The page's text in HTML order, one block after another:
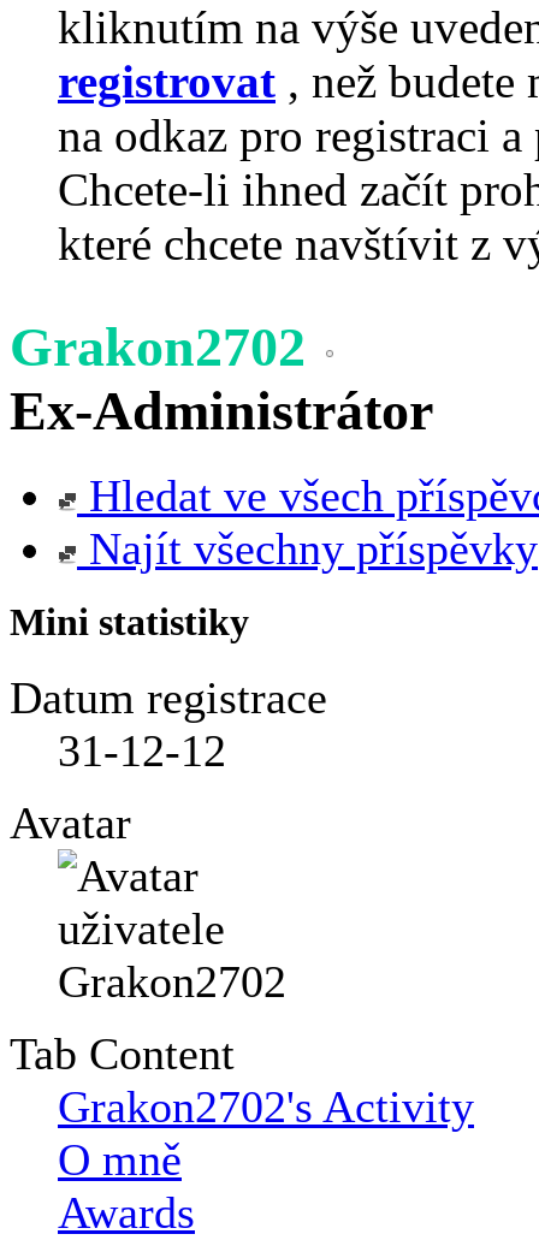
kliknutím na výše
registrovat , než
na odkaz pro registraci
Chcete-li ihned začít
které chcete navštívit z
Grakon2702
Ex-Administrátor
Hledat ve všech
Najít všechny příspěvky
Mini statistiky
Datum registrace
31-12-12
Avatar
Tab Content
Grakon2702's Activity
O mně
Awards